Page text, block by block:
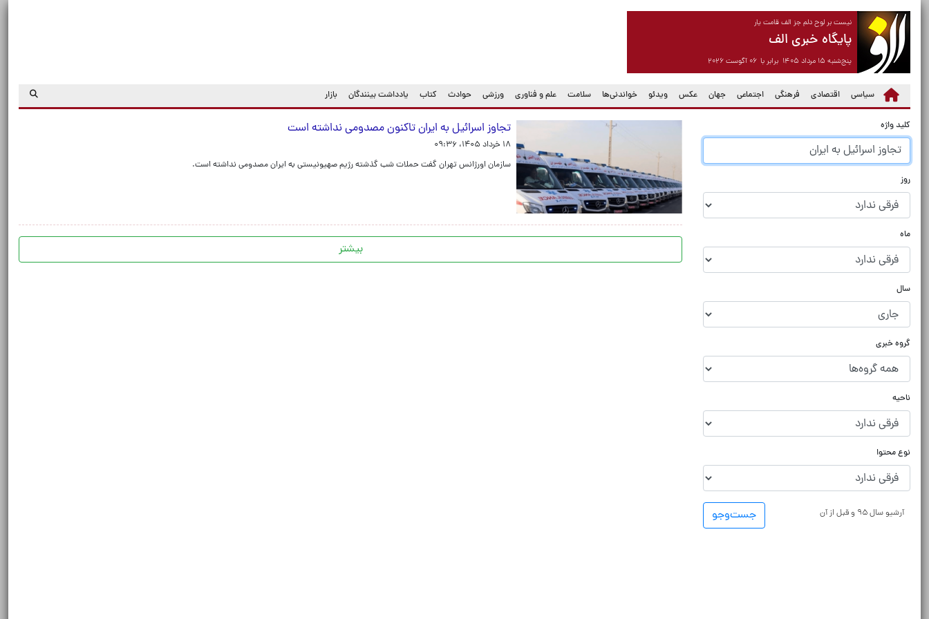
نیست بر لوح دلم جز الف قامت یار
پایگاه خبری الف
پنج‌شنبه ۱۵ مرداد ۱۴۰۵ برابر با ۰۶ آگوست ۲۰۲۶
سیاسی اقتصادی فرهنگی اجتماعی جهان عکس ویدئو خواندنی‌ها سلامت علم و فناوری ورزشی حوادث کتاب یادداشت بینندگان بازار
کلید واژه
روز
ماه
سال
گروه خبری
ناحیه
نوع محتوا
جست‌و‌جو آرشیو سال ۹۵ و قبل از آن
تجاوز اسرائیل به ایران تاکنون مصدومی نداشته است
۱۸ خرداد ۱۴۰۵، ۰۹:۳۶
سازمان اورژانس تهران گفت حملات شب گذشته رژیم صهیونیستی به ایران مصدومی نداشته است.
بیشتر